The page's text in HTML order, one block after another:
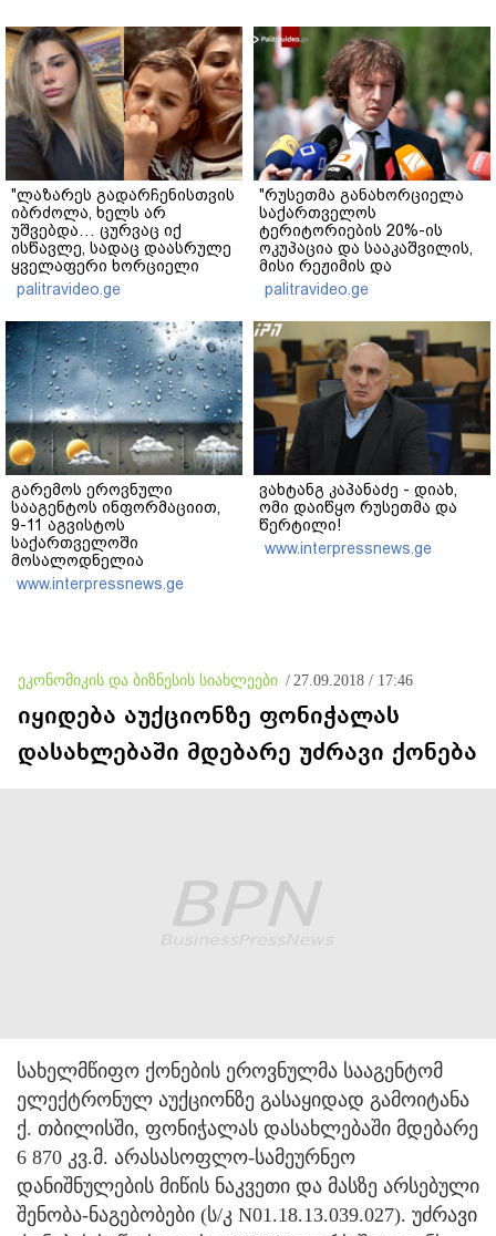
"ლაზარეს გადარჩენისთვის
იბრძოლა, ხელს არ
უშვებდა… ცურვაც იქ
ისწავლე, სადაც დაასრულე
ყველაფერი ხორციელი
ცხოვრებიდან" – რას წერს
ხობში დაღუპული დედა-
შვილის ახლობელი?
palitravideo.ge
"რუსეთმა განახორციელა
საქართველოს
ტერიტორიების 20%-ის
ოკუპაცია და სააკაშვილის,
მისი რეჟიმის და
"ნაცმოძრაობის" ღალატი
ვერანაირად ვერ
გადაფარავს ამ
დანაშაულს" - ირაკლი
კობახიძე
palitravideo.ge
გარემოს ეროვნული
სააგენტოს ინფორმაციით,
9-11 აგვისტოს
საქართველოში
მოსალოდნელია
დროგამოშვებით წვიმა
www.interpressnews.ge
ვახტანგ კაპანაძე - დიახ,
ომი დაიწყო რუსეთმა და
წერტილი!
www.interpressnews.ge
ეკონომიკის და ბიზნესის სიახლეები / 27.09.2018 / 17:46
იყიდება აუქციონზე ფონიჭალას
დასახლებაში მდებარე უძრავი ქონება
სახელმწიფო ქონების ეროვნულმა სააგენტომ
ელექტრონულ აუქციონზე გასაყიდად გამოიტანა
ქ. თბილისში, ფონიჭალას დასახლებაში მდებარე
6 870 კვ.მ. არასასოფლო-სამეურნეო
დანიშნულების მიწის ნაკვეთი და მასზე არსებული
შენობა-ნაგებობები (ს/კ N01.18.13.039.027). უძრავი